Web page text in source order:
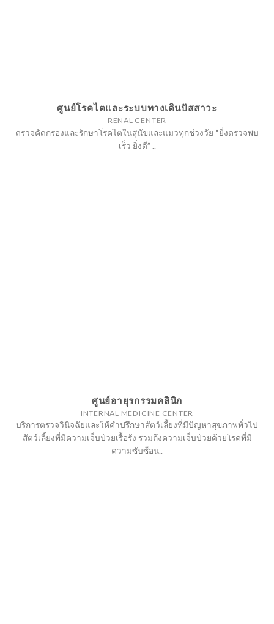
ศูนย์โรคไตและระบบทางเดินปัสสาวะ
RENAL CENTER
ตรวจคัดกรองและรักษาโรคไตในสุนัขและแมวทุกช่วงวัย “ยิ่งตรวจพบ
เร็ว ยิ่งดี” ..
ศูนย์อายุรกรรมคลินิก
INTERNAL MEDICINE CENTER
บริการตรวจวินิจฉัยและให้คำปรึกษาสัตว์เลี้ยงที่มีปัญหาสุขภาพทั่วไป
สัตว์เลี้ยงที่มีความเจ็บป่วยเรื้อรัง รวมถึงความเจ็บป่วยด้วยโรคที่มี
ความซับซ้อน..